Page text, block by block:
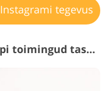
Instagrami tegevus
Instagrami filtrid Photoshopi toimingud tasuta #11 "Style"